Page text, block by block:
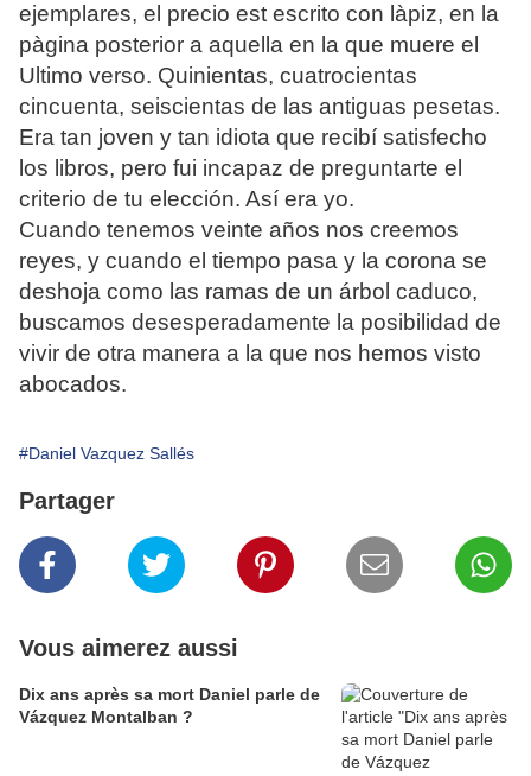
ejemplares, el precio est escrito con làpiz, en la
pàgina posterior a aquella en la que muere el
Ultimo verso. Quinientas, cuatrocientas
cincuenta, seiscientas de las antiguas pesetas.
Era tan joven y tan idiota que recibí satisfecho
los libros, pero fui incapaz de preguntarte el
criterio de tu elección. Así era yo.
Cuando tenemos veinte años nos creemos
reyes, y cuando el tiempo pasa y la corona se
deshoja como las ramas de un árbol caduco,
buscamos desesperadamente la posibilidad de
vivir de otra manera a la que nos hemos visto
abocados.
#Daniel Vazquez Sallés
Partager
Vous aimerez aussi
Dix ans après sa mort Daniel parle de
Vázquez Montalban ?